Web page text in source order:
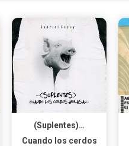
(Suplentes)…
Cuando los cerdos